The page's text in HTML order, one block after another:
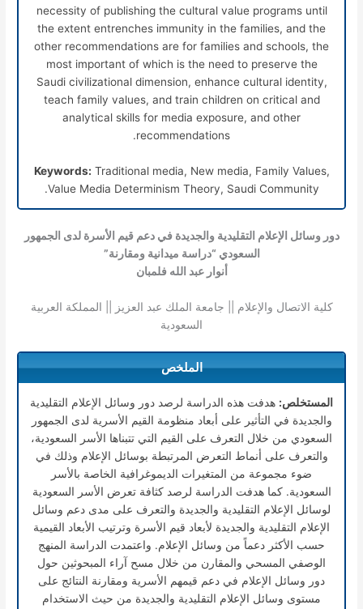
necessity of publishing the cultural value programs until
the extent entrenches immunity in the families, and the
other recommendations are for families and schools, the
most important of which is the need to preserve the
Saudi civilizational dimension, enhance cultural identity,
teach family values, and train children on critical and
analytical skills for media exposure, and other
recommendations.
Keywords: Traditional media, New media, Family Values,
Value Media Determinism Theory, Saudi Community.
دور وسائل الإعلام التقليدية والجديدة في دعم قيم الأسرة لدى الجمهور
السعودي “دراسة ميدانية ومقارنة”
أنوار عبد الله فلمبان
كلية الاتصال والإعلام || جامعة الملك عبد العزيز || المملكة العربية
السعودية
الملخص
المستخلص: هدفت هذه الدراسة لرصد دور وسائل الإعلام التقليدية
والجديدة في التأثير على أبعاد منظومة القيم الأسرية لدى الجمهور
السعودي من خلال التعرف على القيم التي تتبناها الأسر السعودية،
والتعرف على أنماط التعرض المرتبطة بوسائل الإعلام وذلك في
ضوء مجموعة من المتغيرات الديموغرافية الخاصة بالأسر
السعودية. كما هدفت الدراسة لرصد كثافة تعرض الأسر السعودية
لوسائل الإعلام التقليدية والجديدة والتعرف على مدى دعم وسائل
الإعلام التقليدية والجديدة لأبعاد قيم الأسرة وترتيب الأبعاد القيمية
حسب الأكثر دعماً من وسائل الإعلام. واعتمدت الدراسة المنهج
الوصفي المسحي والمقارن من خلال مسح آراء المبحوثين حول
دور وسائل الإعلام في دعم قيمهم الأسرية ومقارنة النتائج على
مستوى وسائل الإعلام التقليدية والجديدة من حيث الاستخدام